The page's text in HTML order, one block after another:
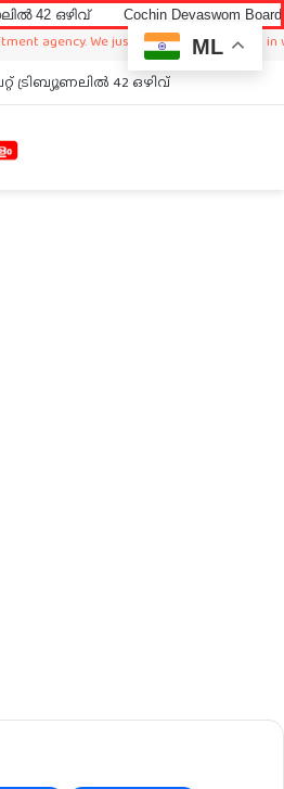
Cochin Devaswom Board LD
We just sharing available job in
ട്രിബ്യൂണലിൽ 42 ഒഴിവ്
ML